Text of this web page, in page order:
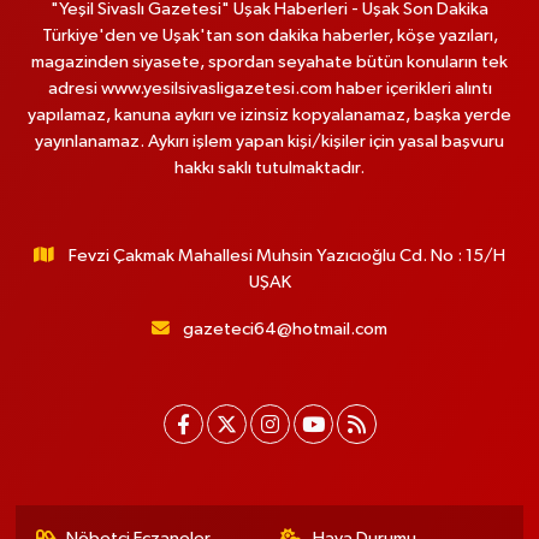
"Yeşil Sivaslı Gazetesi" Uşak Haberleri - Uşak Son Dakika
Türkiye'den ve Uşak'tan son dakika haberler, köşe yazıları,
magazinden siyasete, spordan seyahate bütün konuların tek
adresi www.yesilsivasligazetesi.com haber içerikleri alıntı
yapılamaz, kanuna aykırı ve izinsiz kopyalanamaz, başka yerde
yayınlanamaz. Aykırı işlem yapan kişi/kişiler için yasal başvuru
hakkı saklı tutulmaktadır.
Fevzi Çakmak Mahallesi Muhsin Yazıcıoğlu Cd. No : 15/H
UŞAK
gazeteci64@hotmail.com